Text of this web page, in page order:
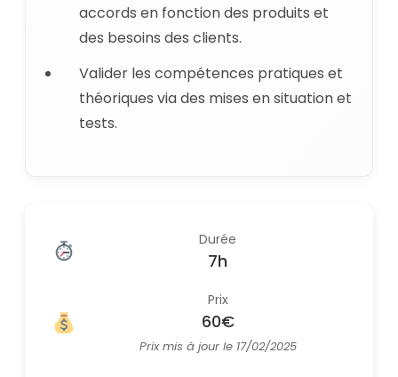
accords en fonction des produits et
des besoins des clients.
Valider les compétences pratiques et
théoriques via des mises en situation et
tests.
Durée
7h
Prix
60€
Prix mis à jour le 17/02/2025